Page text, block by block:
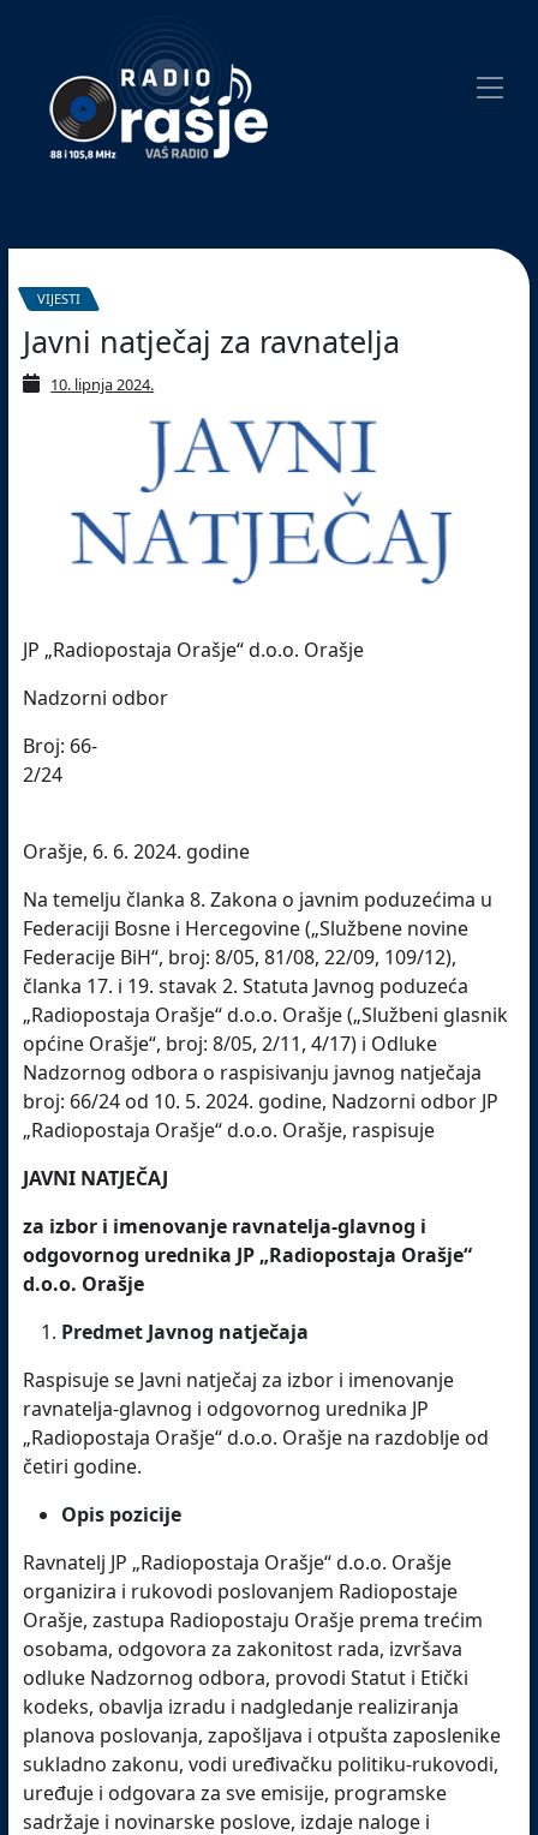
website!
VIJESTI
Javni natječaj za ravnatelja
10. lipnja 2024.
JP „Radiopostaja Orašje“ d.o.o. Orašje
Nadzorni odbor
Broj: 66-
2/24
Orašje, 6. 6. 2024. godine
Na temelju članka 8. Zakona o javnim poduzećima u
Federaciji Bosne i Hercegovine („Službene novine
Federacije BiH“, broj: 8/05, 81/08, 22/09, 109/12),
članka 17. i 19. stavak 2. Statuta Javnog poduzeća
„Radiopostaja Orašje“ d.o.o. Orašje („Službeni glasnik
općine Orašje“, broj: 8/05, 2/11, 4/17) i Odluke
Nadzornog odbora o raspisivanju javnog natječaja
broj: 66/24 od 10. 5. 2024. godine, Nadzorni odbor JP
„Radiopostaja Orašje“ d.o.o. Orašje, raspisuje
JAVNI NATJEČAJ
za izbor i imenovanje ravnatelja-glavnog i
odgovornog urednika JP „Radiopostaja Orašje“
d.o.o. Orašje
Predmet Javnog natječaja
Raspisuje se Javni natječaj za izbor i imenovanje
ravnatelja-glavnog i odgovornog urednika JP
„Radiopostaja Orašje“ d.o.o. Orašje na razdoblje od
četiri godine.
Opis pozicije
Ravnatelj JP „Radiopostaja Orašje“ d.o.o. Orašje
organizira i rukovodi poslovanjem Radiopostaje
Orašje, zastupa Radiopostaju Orašje prema trećim
osobama, odgovora za zakonitost rada, izvršava
odluke Nadzornog odbora, provodi Statut i Etički
kodeks, obavlja izradu i nadgledanje realiziranja
planova poslovanja, zapošljava i otpušta zaposlenike
sukladno zakonu, vodi uređivačku politiku-rukovodi,
uređuje i odgovara za sve emisije, programske
sadržaje i novinarske poslove, izdaje naloge i